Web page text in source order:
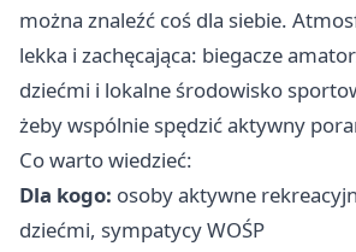
można znaleźć coś dla siebie.
lekka i zachęcająca: biegacze
dziećmi i lokalne środowisko
żeby wspólnie spędzić aktywny
Co warto wiedzieć:
Dla kogo: osoby aktywne
dziećmi, sympatycy WOŚP ‍‍‍‍